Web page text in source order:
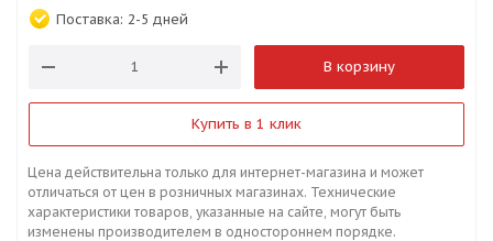
Поставка: 2-5 дней
В корзину
Купить в 1 клик
Цена действительна только для интернет-магазина и может
отличаться от цен в розничных магазинах. Технические
характеристики товаров, указанные на сайте, могут быть
изменены производителем в одностороннем порядке.